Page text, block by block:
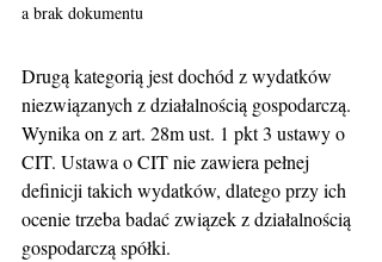
a brak dokumentu
Drugą kategorią jest dochód z wydatków
niezwiązanych z działalnością gospodarczą.
Wynika on z art. 28m ust. 1 pkt 3 ustawy o
CIT. Ustawa o CIT nie zawiera pełnej
definicji takich wydatków, dlatego przy ich
ocenie trzeba badać związek z działalnością
gospodarczą spółki.